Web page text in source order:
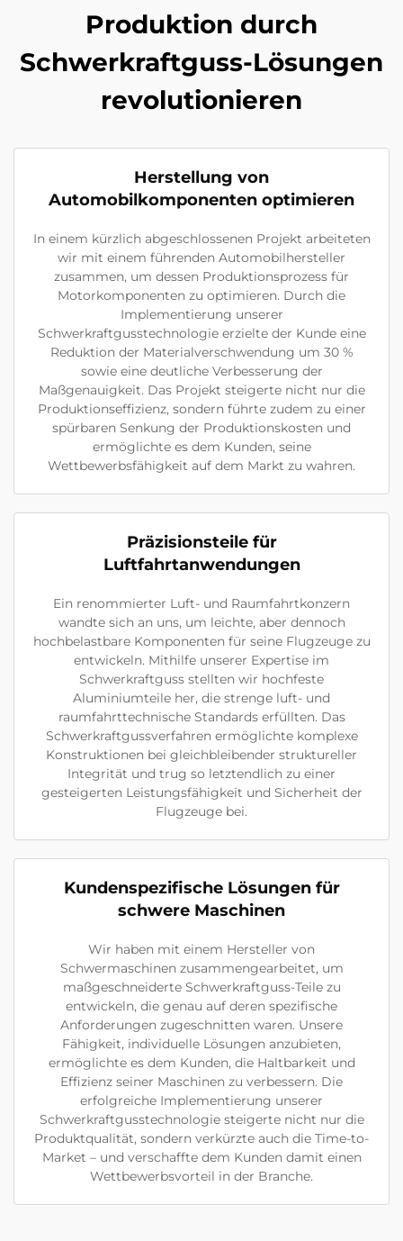
Produktion durch
Schwerkraftguss-Lösungen
revolutionieren
Herstellung von
Automobilkomponenten optimieren
In einem kürzlich abgeschlossenen Projekt arbeiteten
wir mit einem führenden Automobilhersteller
zusammen, um dessen Produktionsprozess für
Motorkomponenten zu optimieren. Durch die
Implementierung unserer
Schwerkraftgusstechnologie erzielte der Kunde eine
Reduktion der Materialverschwendung um 30 %
sowie eine deutliche Verbesserung der
Maßgenauigkeit. Das Projekt steigerte nicht nur die
Produktionseffizienz, sondern führte zudem zu einer
spürbaren Senkung der Produktionskosten und
ermöglichte es dem Kunden, seine
Wettbewerbsfähigkeit auf dem Markt zu wahren.
Präzisionsteile für
Luftfahrtanwendungen
Ein renommierter Luft- und Raumfahrtkonzern
wandte sich an uns, um leichte, aber dennoch
hochbelastbare Komponenten für seine Flugzeuge zu
entwickeln. Mithilfe unserer Expertise im
Schwerkraftguss stellten wir hochfeste
Aluminiumteile her, die strenge luft- und
raumfahrttechnische Standards erfüllten. Das
Schwerkraftgussverfahren ermöglichte komplexe
Konstruktionen bei gleichbleibender struktureller
Integrität und trug so letztendlich zu einer
gesteigerten Leistungsfähigkeit und Sicherheit der
Flugzeuge bei.
Kundenspezifische Lösungen für
schwere Maschinen
Wir haben mit einem Hersteller von
Schwermaschinen zusammengearbeitet, um
maßgeschneiderte Schwerkraftguss-Teile zu
entwickeln, die genau auf deren spezifische
Anforderungen zugeschnitten waren. Unsere
Fähigkeit, individuelle Lösungen anzubieten,
ermöglichte es dem Kunden, die Haltbarkeit und
Effizienz seiner Maschinen zu verbessern. Die
erfolgreiche Implementierung unserer
Schwerkraftgusstechnologie steigerte nicht nur die
Produktqualität, sondern verkürzte auch die Time-to-
Market – und verschaffte dem Kunden damit einen
Wettbewerbsvorteil in der Branche.